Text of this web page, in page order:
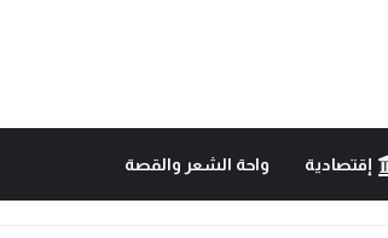
إقتصادية واحة الشعر والقصة